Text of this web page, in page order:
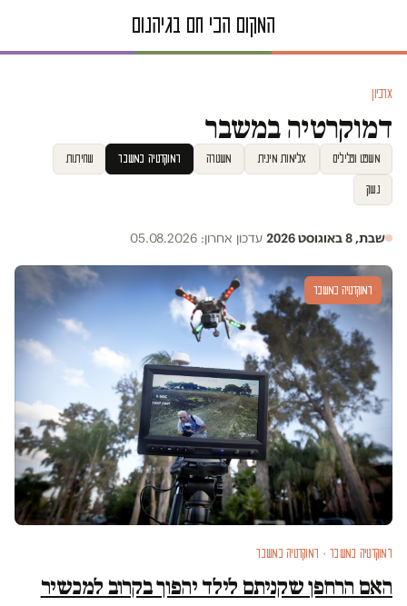
ארכיון
דמוקרטיה במשבר
משפט ופלילים אלימות מינית משטרה דמוקרטיה במשבר שחיתות
נשק
שבת, 8 באוגוסט 2026 ·עדכון אחרון: 05.08.2026
דמוקרטיה במשבר
דמוקרטיה במשבר · דמוקרטיה במשבר
האם הרחפן שקניתם לילד יהפוך בקרוב למכשיר